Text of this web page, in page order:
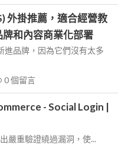
外掛推薦，適合經營教
和內容商業化部署
進品牌，因為它們沒有太多
0個留言
- Social Login |
嚴重驗證繞過漏洞，使...